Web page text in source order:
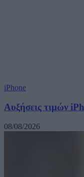
iPhone
Αυξήσεις τιμών
08/08/2026